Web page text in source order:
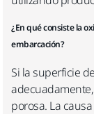
¿En qué consiste la
embarcación?
Si la superficie
porosa. La